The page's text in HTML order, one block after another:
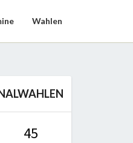
Wahlen
45